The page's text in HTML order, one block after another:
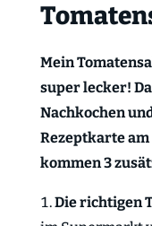
Mein
super lecker!
Nachkochen
Rezeptkarte
kommen 3
Die richtigen